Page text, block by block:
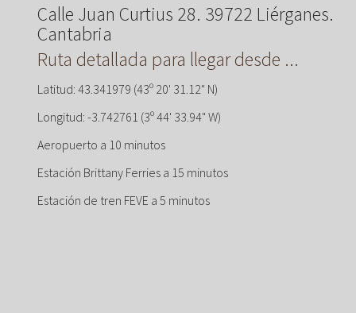
Calle Juan Curtius 28. 39722 Liérganes.
Cantabria
Ruta detallada para llegar desde ...
Latitud: 43.341979 (43º 20' 31.12" N)
Longitud: -3.742761 (3º 44' 33.94" W)
Aeropuerto a 10 minutos
Estación Brittany Ferries a 15 minutos
Estación de tren FEVE a 5 minutos